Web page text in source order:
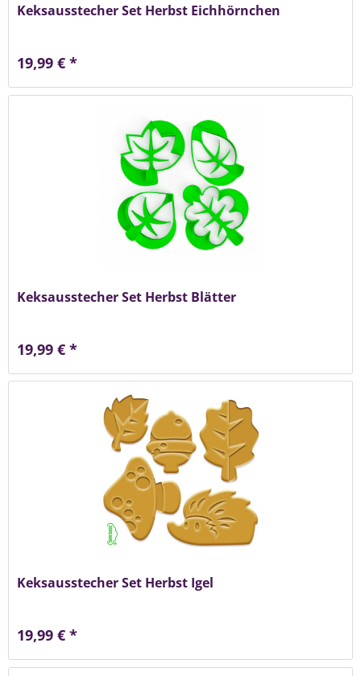
Keksausstecher Set Herbst Eichhörnchen
19,99 € *
Keksausstecher Set Herbst Blätter
19,99 € *
Keksausstecher Set Herbst Igel
19,99 € *